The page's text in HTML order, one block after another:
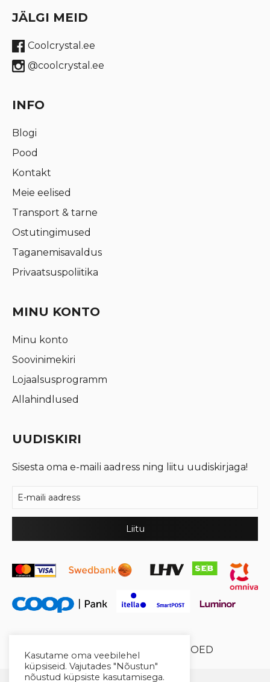
JÄLGI MEID
Coolcrystal.ee
@coolcrystal.ee
INFO
Blogi
Pood
Kontakt
Meie eelised
Transport & tarne
Ostutingimused
Taganemisavaldus
Privaatsuspoliitika
MINU KONTO
Minu konto
Soovinimekiri
Lojaalsusprogramm
Allahindlused
UUDISKIRI
Sisesta oma e-maili aadress ning liitu uudiskirjaga!
© 2026 Cool Crystal OÜ // XYSUM E-POED
Kasutame oma veebilehel
küpsiseid. Vajutades "Nõustun"
nõustud küpsiste kasutamisega.